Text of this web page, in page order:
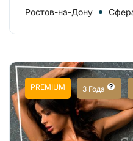
Ростов-на-Дону
PREMIUM 3 Года